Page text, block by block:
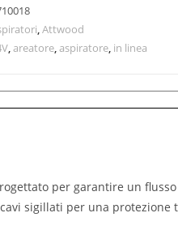
,Attwood
,areatore,aspiratore, in linea
per garantire un flusso
sigillati per una protezione